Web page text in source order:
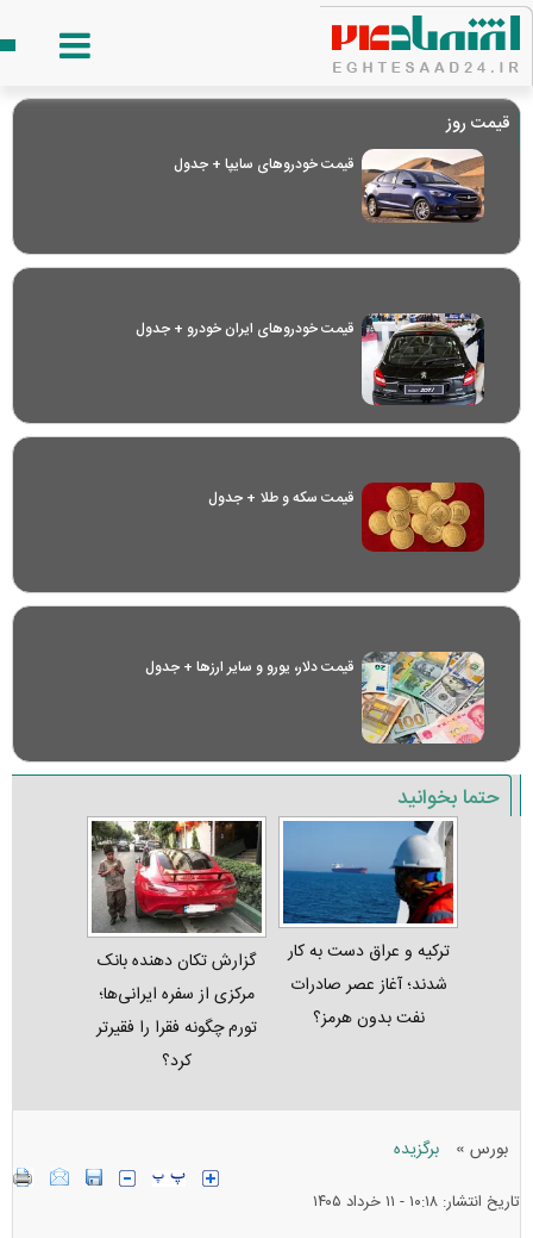
قیمت روز
قیمت خودرو‌های سایپا + جدول
قیمت خودرو‌های ایران خودرو + جدول
قیمت سکه و طلا + جدول
قیمت دلار، یورو و سایر ارز‌ها + جدول
حتما بخوانید
ترکیه و عراق دست به کار
شدند؛ آغاز عصر صادرات
نفت بدون هرمز؟
گزارش تکان‌ دهنده بانک
مرکزی از سفره ایرانی‌ها؛
تورم چگونه فقرا را فقیرتر
کرد؟
بورس » برگزیده
تاریخ انتشار: ۱۰:۱۸ - ۱۱ خرداد ۱۴۰۵